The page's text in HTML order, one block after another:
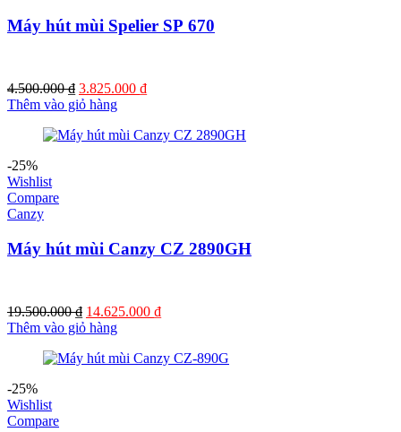
Máy hút mùi Spelier SP 670
4.500.000₫ Giá
gốc
4.500.000 ₫.
3.825.000 ₫Giá
là:
Thêm vào giỏ hàng
-25%
Wishlist
Compare
Canzy
Máy hút mùi Canzy CZ 2890GH
19.500.000₫ Giá
gốc
19.500.000 ₫.
14.625.000 ₫Giá
là:
Thêm vào giỏ hàng
-25%
Wishlist
Compare